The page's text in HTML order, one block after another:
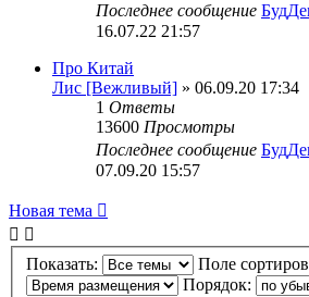
Последнее сообщение
16.07.22 21:57
Про Китай
Лис [Вежливый] » 06.09.20 17:34
1 Ответы
13600 Просмотры
Последнее сообщение
07.09.20 15:57
Новая тема
Показать:
Поле
Порядок: